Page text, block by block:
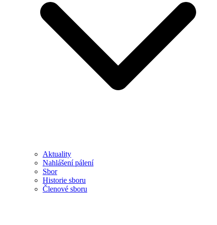
Aktuality
Nahlášení pálení
Sbor
Historie sboru
Členové sboru